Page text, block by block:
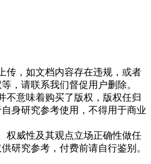
传，如文档内容存在违规，或者
，请联系我们督促用户删除。
不意味着购买了版权，版权任归
身研究参考使用，不得用于商业
权威性及其观点立场正确性做任
研究参考，付费前请自行鉴别。